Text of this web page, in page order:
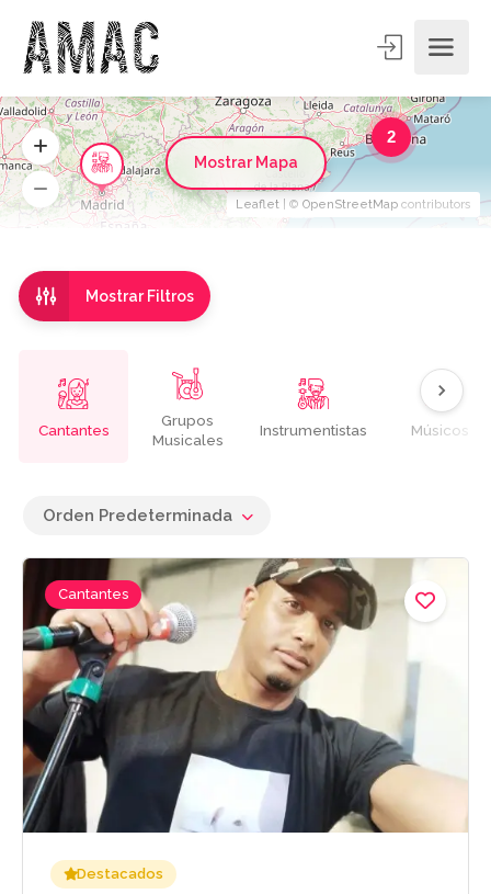
Mostrar Filtros
Cantantes
Grupos
Musicales
Instrumentistas Músicos
Orden Predeterminada
Cantantes
Destacados
2
Leaflet | © OpenStreetMap contributors
Mostrar Mapa